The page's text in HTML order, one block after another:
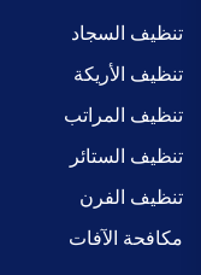
تنظيف السجاد
تنظيف الأريكة
تنظيف المراتب
تنظيف الستائر
تنظيف الفرن
مكافحة الآفات